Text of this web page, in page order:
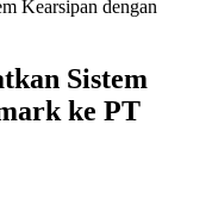
Kearsipan dengan
Sistem
ke PT